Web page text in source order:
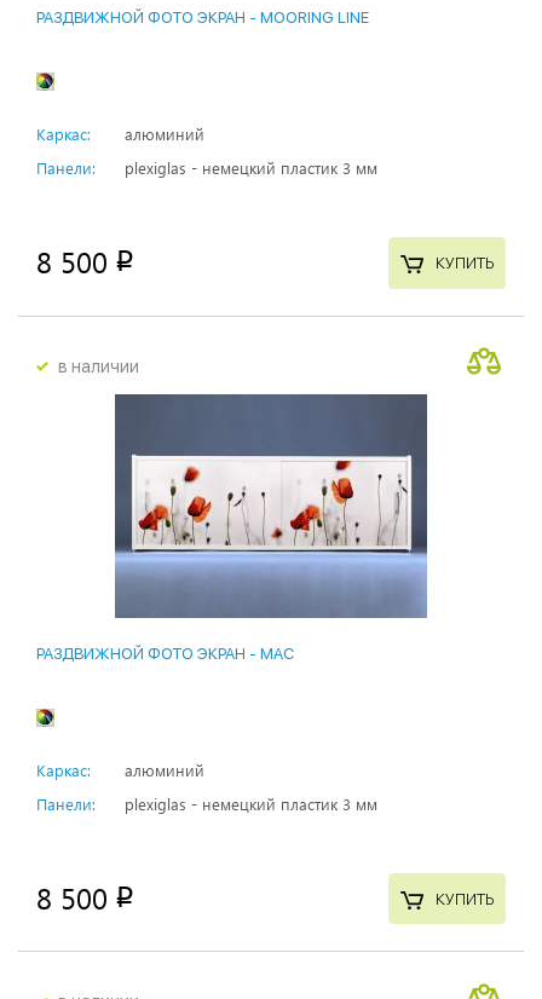
РАЗДВИЖНОЙ ФОТО ЭКРАН - MOORING LINE
Каркас:
алюминий
Панели:
plexiglas - немецкий пластик 3 мм
8 500 p КУПИТЬ
в наличии
РАЗДВИЖНОЙ ФОТО ЭКРАН - MAC
Каркас:
алюминий
Панели:
plexiglas - немецкий пластик 3 мм
8 500 p КУПИТЬ